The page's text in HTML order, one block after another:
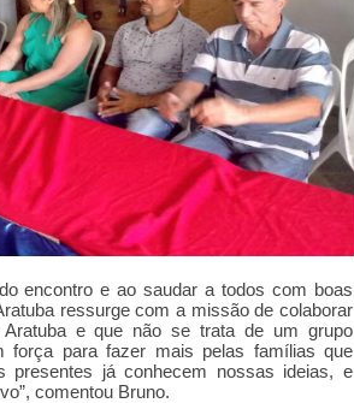
encontro e ao saudar a todos com boas
ressurge com a missão de colaborar
e que não se trata de um grupo
força para fazer mais pelas famílias que
presentes já conhecem nossas ideias, e
comentou Bruno.